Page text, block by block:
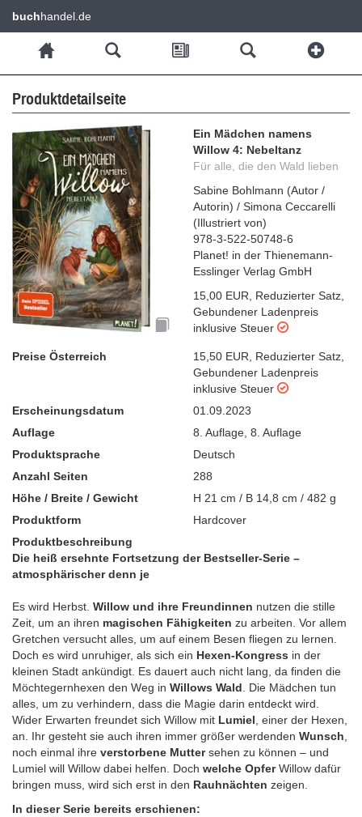
buchhandel.de
Produktdetailseite
Ein Mädchen namens
Willow 4: Nebeltanz
Für alle, die den Wald lieben
Sabine Bohlmann (Autor /
Autorin) / Simona Ceccarelli
(Illustriert von)
978-3-522-50748-6
Planet! in der Thienemann-
Esslinger Verlag GmbH
15,00 EUR
Reduzierter Satz
Gebundener Ladenpreis
inklusive Steuer
Preise Österreich 15,50 EUR Reduzierter Satz
Gebundener Ladenpreis
inklusive Steuer
Erscheinungsdatum
01.09.2023
Auflage
8. Auflage 8. Auflage
Produktsprache
Deutsch
Anzahl Seiten
288
Höhe / Breite / Gewicht
H 21 cm / B 14,8 cm / 482 g
Produktform
Hardcover
Produktbeschreibung
Die heiß ersehnte Fortsetzung der Bestseller-Serie –
atmosphärischer denn je
Es wird Herbst. Willow und ihre Freundinnen nutzen die stille
Zeit, um an ihren magischen Fähigkeiten zu arbeiten. Vor allem
Gretchen versucht alles, um auf einem Besen fliegen zu lernen.
Doch es wird unruhiger, als sich ein Hexen-Kongress in der
kleinen Stadt ankündigt. Es dauert auch nicht lang, da finden die
Möchtegernhexen den Weg in Willows Wald . Die Mädchen tun
alles, um zu verhindern, dass die Magie darin entdeckt wird.
Wider Erwarten freundet sich Willow mit Lumiel , einer der Hexen,
an. Ihr gesteht sie auch ihren immer größer werdenden Wunsch
noch einmal ihre verstorbene Muttersehen zu können – und
Lumiel will Willow dabei helfen. Doch welche OpferWillow dafür
bringen muss, wird sich erst in den Rauhnächten zeigen.
In dieser Serie bereits erschienen: